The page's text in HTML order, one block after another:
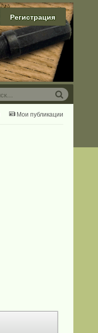
Регистрация
Мои публикации